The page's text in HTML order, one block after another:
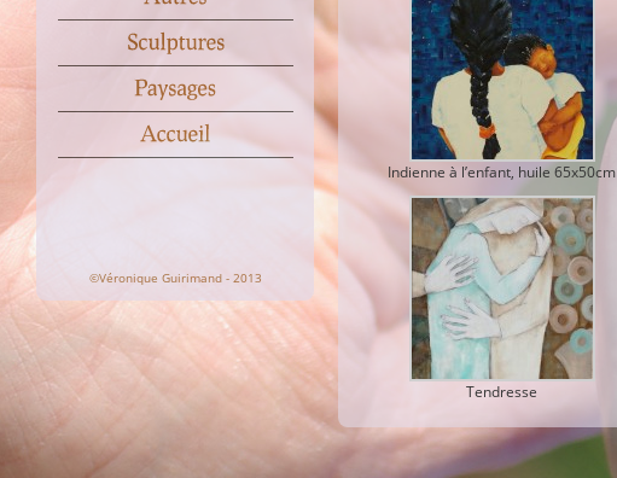
©Véronique Guirimand - 2013
Indienne à l’enfant, huile 65x50cm
Tendresse